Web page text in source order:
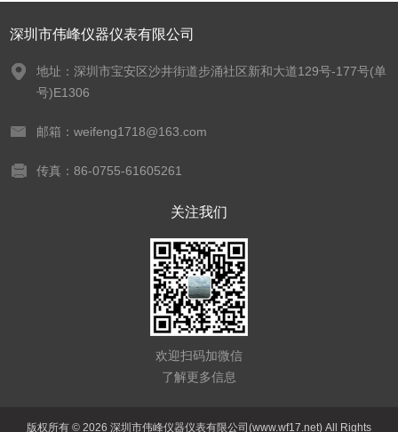
深圳市伟峰仪器仪表有限公司
地址：深圳市宝安区沙井街道步涌社区新和大道129号-177号(单
号)E1306
邮箱：weifeng1718@163.com
传真：86-0755-61605261
关注我们
欢迎扫码加微信
了解更多信息
版权所有 © 2026 深圳市伟峰仪器仪表有限公司(www.wf17.net) All Rights